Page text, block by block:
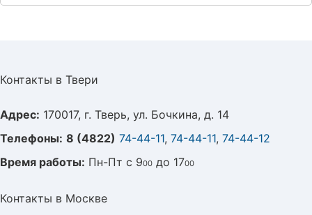
Контакты в Твери
Адрес: 170017, г. Тверь, ул. Бочкина, д. 14
Телефоны: 8 (4822) 74-44-11, 74-44-11, 74-44-12
Время работы: Пн-Пт с 900 до 1700
Контакты в Москве